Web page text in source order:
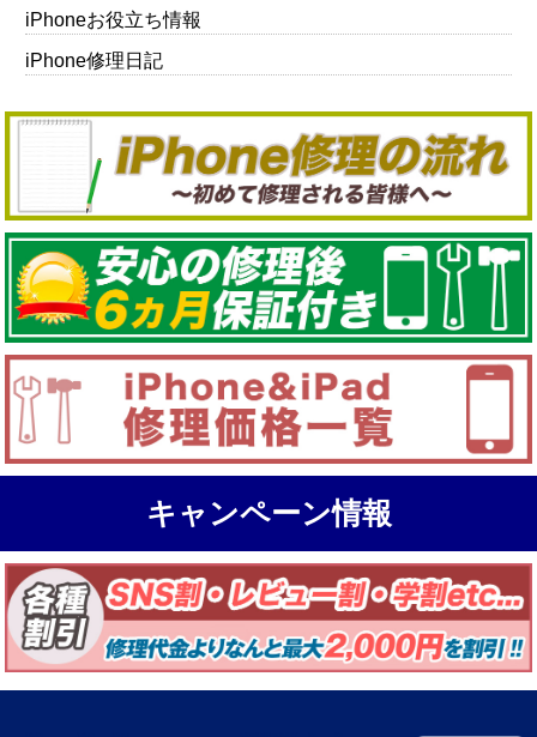
iPhoneお役立ち情報
iPhone修理日記
キャンペーン情報